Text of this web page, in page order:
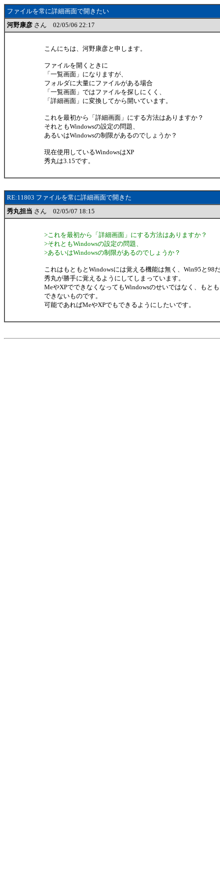
ファイルを常に詳細画面で開きたい
河野康彦 さん 02/05/06 22:17
こんにちは、河野康彦と申します。
ファイルを開くときに
「一覧画面」になりますが、
フォルダに大量にファイルがある場合
「一覧画面」ではファイルを探しにくく、
「詳細画面」に変換してから開いています。
これを最初から「詳細画面」にする方法はありますか？
それともWindowsの設定の問題、
あるいはWindowsの制限があるのでしょうか？
現在使用しているWindowsはXP
秀丸は3.15です。
RE:11803 ファイルを常に詳細画面で開きた
秀丸担当 さん 02/05/07 18:15
>これを最初から「詳細画面」にする方法はありますか？
>それともWindowsの設定の問題、
>あるいはWindowsの制限があるのでしょうか？
これはもともとWindowsには覚える機能は無く、Win95と98
秀丸が勝手に覚えるようにしてしまっています。
MeやXPでできなくなってもWindowsのせいではなく、もと
できないものです。
可能であればMeやXPでもできるようにしたいです。